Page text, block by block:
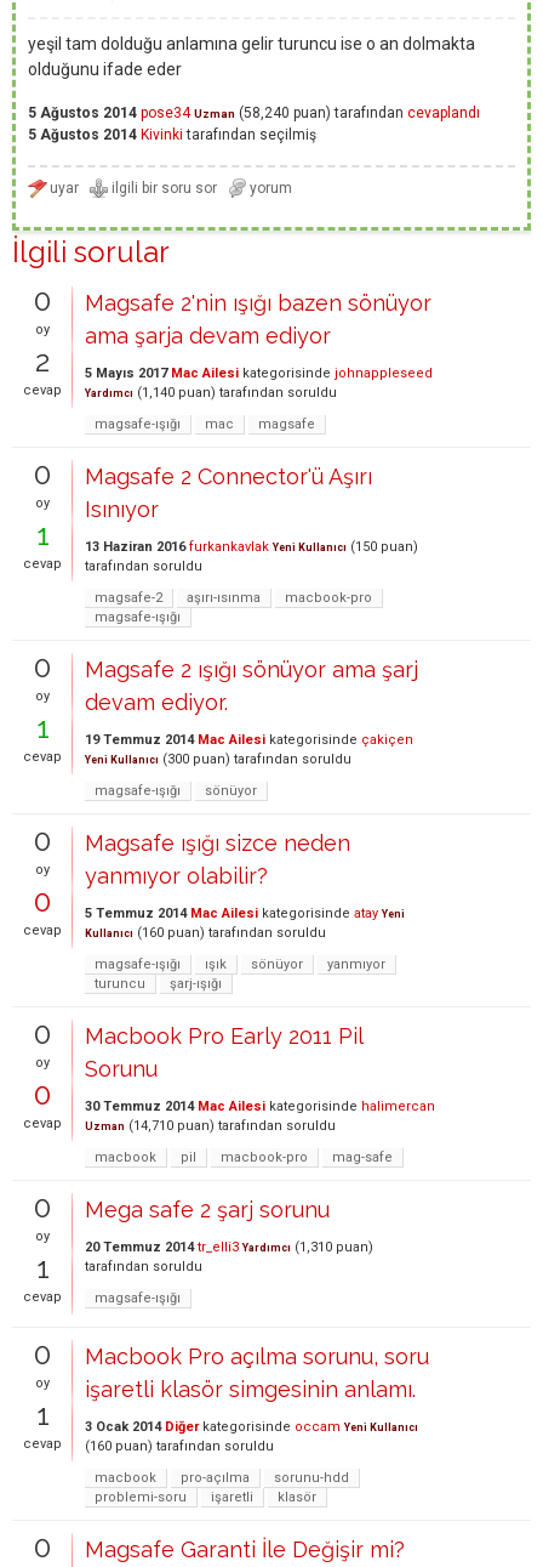
yeşil tam dolduğu anlamına gelir turuncu ise o an dolmakta
olduğunu ifade eder
5 Ağustos 2014 pose34 Uzman (58,240 puan) tarafından cevaplandı
5 Ağustos 2014 Kivinki tarafından seçilmiş
İlgili sorular
0
oy
2
cevap
Magsafe 2'nin ışığı bazen sönüyor
ama şarja devam ediyor
5 Mayıs 2017 Mac Ailesi kategorisinde johnappleseed
Yardımcı (1,140 puan) tarafından soruldu
magsafe-ışığı
mac magsafe
0
oy
1
cevap
Magsafe 2 Connector'ü Aşırı
Isınıyor
13 Haziran 2016 furkankavlak Yeni Kullanıcı (150 puan)
tarafından soruldu
magsafe-2
aşırı-ısınma
macbook-pro
magsafe-ışığı
0
oy
1
cevap
Magsafe 2 ışığı sönüyor ama şarj
devam ediyor.
19 Temmuz 2014 Mac Ailesi kategorisinde çakiçen
Yeni Kullanıcı (300 puan) tarafından soruldu
magsafe-ışığı
sönüyor
0
oy
0
cevap
Magsafe ışığı sizce neden
yanmıyor olabilir?
5 Temmuz 2014 Mac Ailesi kategorisinde atay Yeni
Kullanıcı (160 puan) tarafından soruldu
magsafe-ışığı
ışık sönüyor
yanmıyor
turuncu
şarj-ışığı
0
oy
0
cevap
Macbook Pro Early 2011 Pil
Sorunu
30 Temmuz 2014 Mac Ailesi kategorisinde halimercan
Uzman (14,710 puan) tarafından soruldu
macbook
pil macbook-pro mag-safe
0
oy
1
cevap
Mega safe 2 şarj sorunu
20 Temmuz 2014 tr_elli3 Yardımcı (1,310 puan)
tarafından soruldu
magsafe-ışığı
0
oy
1
cevap
Macbook Pro açılma sorunu, soru
işaretli klasör simgesinin anlamı.
3 Ocak 2014 Diğerkategorisinde occam Yeni Kullanıcı
(160 puan) tarafından soruldu
macbook
pro-açılma
sorunu-hdd
problemi-soru
işaretli klasör
0 Magsafe Garanti İle Değişir mi?